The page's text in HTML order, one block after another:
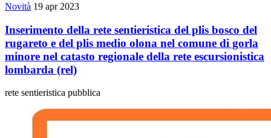
Novità 19 apr 2023
Inserimento della rete sentieristica del plis bosco del
rugareto e del plis medio olona nel comune di gorla
minore nel catasto regionale della rete escursionistica
lombarda (rel)
rete sentieristica pubblica